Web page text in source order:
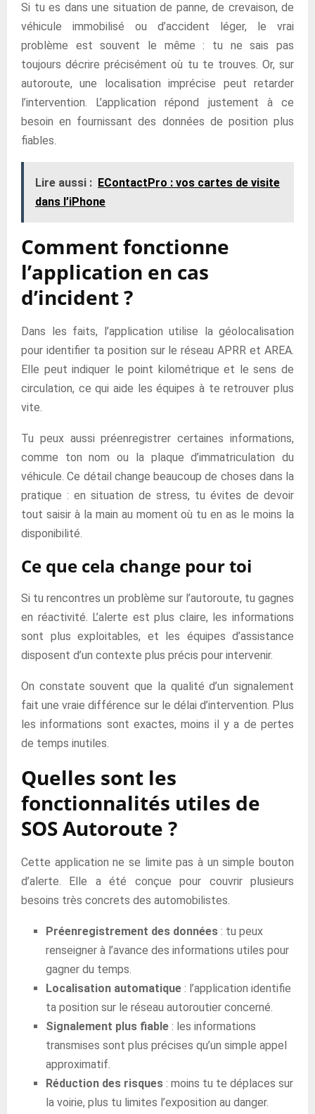
Si tu es dans une situation de panne, de crevaison, de
véhicule immobilisé ou d’accident léger, le vrai
problème est souvent le même : tu ne sais pas
toujours décrire précisément où tu te trouves. Or, sur
autoroute, une localisation imprécise peut retarder
l’intervention. L’application répond justement à ce
besoin en fournissant des données de position plus
fiables.
Lire aussi : EContactPro : vos cartes de visite
dans l’iPhone
Comment fonctionne
l’application en cas
d’incident ?
Dans les faits, l’application utilise la géolocalisation
pour identifier ta position sur le réseau APRR et AREA.
Elle peut indiquer le point kilométrique et le sens de
circulation, ce qui aide les équipes à te retrouver plus
vite.
Tu peux aussi préenregistrer certaines informations,
comme ton nom ou la plaque d’immatriculation du
véhicule. Ce détail change beaucoup de choses dans la
pratique : en situation de stress, tu évites de devoir
tout saisir à la main au moment où tu en as le moins la
disponibilité.
Ce que cela change pour toi
Si tu rencontres un problème sur l’autoroute, tu gagnes
en réactivité. L’alerte est plus claire, les informations
sont plus exploitables, et les équipes d’assistance
disposent d’un contexte plus précis pour intervenir.
On constate souvent que la qualité d’un signalement
fait une vraie différence sur le délai d’intervention. Plus
les informations sont exactes, moins il y a de pertes
de temps inutiles.
Quelles sont les
fonctionnalités utiles de
SOS Autoroute ?
Cette application ne se limite pas à un simple bouton
d’alerte. Elle a été conçue pour couvrir plusieurs
besoins très concrets des automobilistes.
Préenregistrement des données : tu peux
renseigner à l’avance des informations utiles pour
gagner du temps.
Localisation automatique : l’application identifie
ta position sur le réseau autoroutier concerné.
Signalement plus fiable : les informations
transmises sont plus précises qu’un simple appel
approximatif.
Réduction des risques : moins tu te déplaces sur
la voirie, plus tu limites l’exposition au danger.